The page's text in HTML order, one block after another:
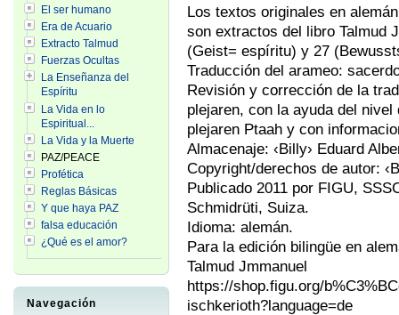
Los textos originales en
son extractos del libro Talmud
(Geist= espíritu) y 27
Traducción del arameo:
Revisión y corrección de la
plejaren, con la ayuda del
plejaren Ptaah y con
Almacenaje: ‹Billy› Eduard
Copyright/derechos de autor:
Publicado 2011 por FIGU,
Schmidrüti, Suiza.
Idioma: alemán.
Para la edición bilingüe en
Talmud Jmmanuel
https://shop.figu.org/
ischkerioth?language=de
El ser humano
Era de Acuario
Extracto Talmud
Fuerzas Ocultas
La Enseñanza del
Espíritu
La Vida en lo
Espiritual...
La Vida y la Muerte
PAZ/PEACE
Profética
Reglas Básicas
Y que haya PAZ
falsa educación
¿Qué es el amor?
Navegación